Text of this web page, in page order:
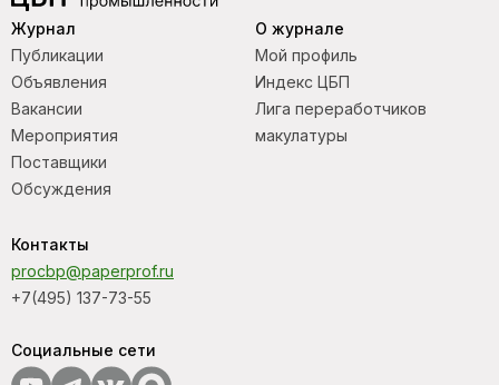
Контакты
procbp@paperprof.ru
+7(495) 137-73-55
О журнале
Мой профиль
Индекс ЦБП
Лига переработчиков
макулатуры
Журнал
Публикации
Объявления
Вакансии
Мероприятия
Поставщики
Обсуждения
Социальные сети